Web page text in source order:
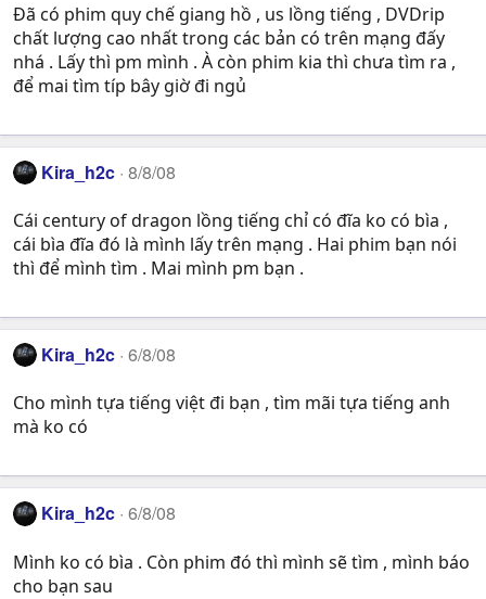
Đã có phim quy chế giang hồ , us lồng tiếng , DVDrip
chất lượng cao nhất trong các bản có trên mạng đấy
nhá . Lấy thì pm mình . À còn phim kia thì chưa tìm ra ,
để mai tìm típ bây giờ đi ngủ
Kira_h2c 8/8/08
Cái century of dragon lồng tiếng chỉ có đĩa ko có bìa ,
cái bìa đĩa đó là mình lấy trên mạng . Hai phim bạn nói
thì để mình tìm . Mai mình pm bạn .
Kira_h2c 6/8/08
Cho mình tựa tiếng việt đi bạn , tìm mãi tựa tiếng anh
mà ko có
Kira_h2c 6/8/08
Mình ko có bìa . Còn phim đó thì mình sẽ tìm , mình báo
cho bạn sau